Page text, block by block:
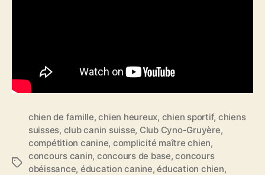
Étiquettes
chien de famille,chien heureux, chien sportif, chiens
suisses, club canin suisse, Club Cyno-Gruyère,
compétition canine, complicité maître chien,
concours canin, concours de base,concours
obéissance, éducation canine,éducation chien,